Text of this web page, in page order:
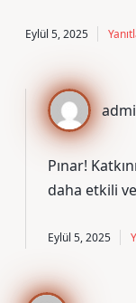
Eylül 5, 2025
Pınar!
daha etkili ve
Eylül 5, 2025